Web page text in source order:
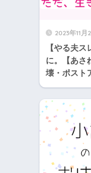
2023年11月
【やる夫
に。【あさ
壊・ポスト